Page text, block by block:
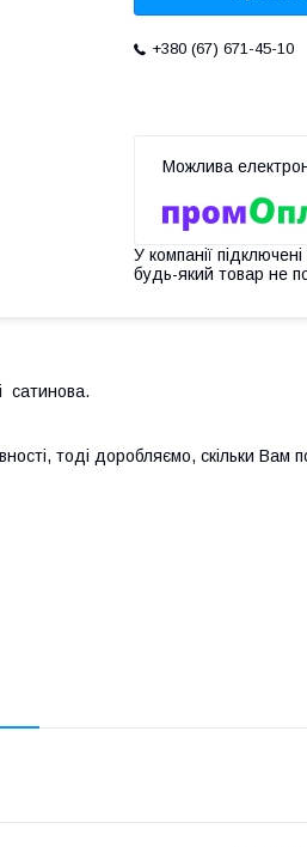
+380 (67) 671-45-10
У компанії
будь-який товар не
сатинова.
тоді доробляємо, скільки Вам